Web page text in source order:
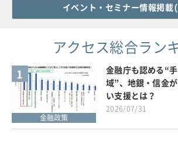
イベント・セミナー情報掲載
アクセス総合ラン
1
金融政策
金融庁も認める“
域”、地銀・信金
い支援とは？
2026/07/31